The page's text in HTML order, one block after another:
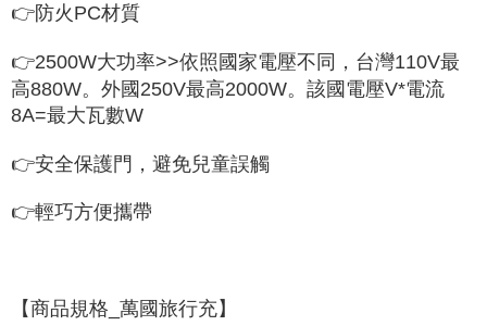
👉防火PC材質
👉2500W大功率>>依照國家電壓不同，台灣110V最
高880W。外國250V最高2000W。該國電壓V*電流
8A=最大瓦數W
👉安全保護門，避免兒童誤觸
👉輕巧方便攜帶
【商品規格_萬國旅行充】